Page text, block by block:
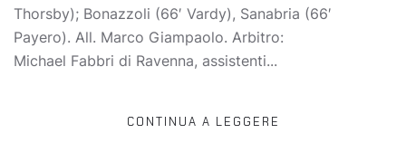
Thorsby); Bonazzoli (66′ Vardy), Sanabria (66′
Payero). All. Marco Giampaolo. Arbitro:
Michael Fabbri di Ravenna, assistenti...
CONTINUA A LEGGERE